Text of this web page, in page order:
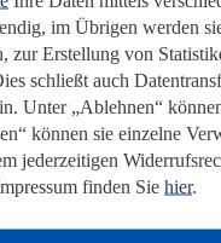
im Übrigen werden
zur Erstellung von
schließt auch
Unter „Ablehnen“
können sie einzelne
jederzeitigen
finden Sie hier.